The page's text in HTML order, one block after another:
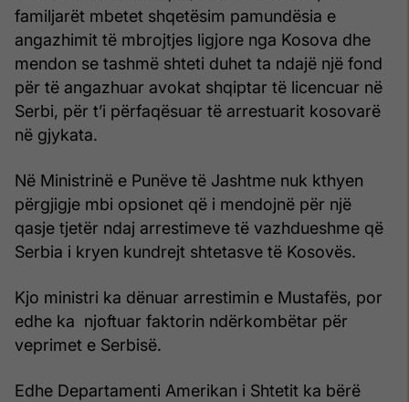
familjarët mbetet shqetësim pamundësia e
angazhimit të mbrojtjes ligjore nga Kosova dhe
mendon se tashmë shteti duhet ta ndajë një fond
për të angazhuar avokat shqiptar të licencuar në
Serbi, për t’i përfaqësuar të arrestuarit kosovarë
në gjykata.
Në Ministrinë e Punëve të Jashtme nuk kthyen
përgjigje mbi opsionet që i mendojnë për një
qasje tjetër ndaj arrestimeve të vazhdueshme që
Serbia i kryen kundrejt shtetasve të Kosovës.
Kjo ministri ka dënuar arrestimin e Mustafës, por
edhe ka njoftuar faktorin ndërkombëtar për
veprimet e Serbisë.
Edhe Departamenti Amerikan i Shtetit ka bërë